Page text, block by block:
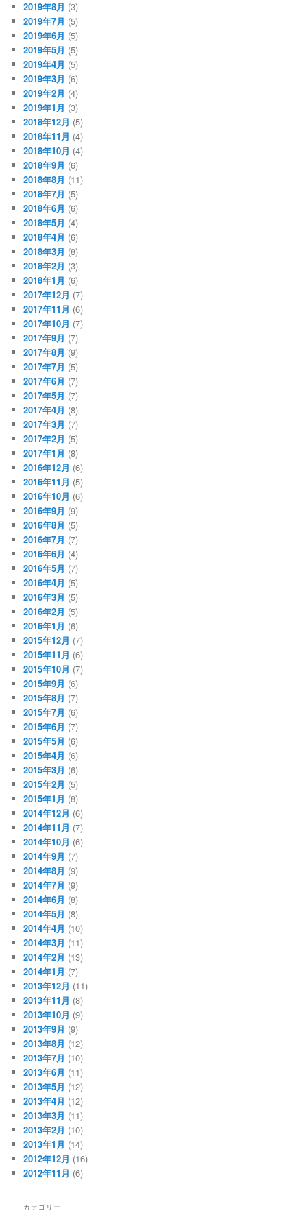
2019年8月 (3)
2019年7月 (5)
2019年6月 (5)
2019年5月 (5)
2019年4月 (5)
2019年3月 (6)
2019年2月 (4)
2019年1月 (3)
2018年12月 (5)
2018年11月 (4)
2018年10月 (4)
2018年9月 (6)
2018年8月 (11)
2018年7月 (5)
2018年6月 (6)
2018年5月 (4)
2018年4月 (6)
2018年3月 (8)
2018年2月 (3)
2018年1月 (6)
2017年12月 (7)
2017年11月 (6)
2017年10月 (7)
2017年9月 (7)
2017年8月 (9)
2017年7月 (5)
2017年6月 (7)
2017年5月 (7)
2017年4月 (8)
2017年3月 (7)
2017年2月 (5)
2017年1月 (8)
2016年12月 (6)
2016年11月 (5)
2016年10月 (6)
2016年9月 (9)
2016年8月 (5)
2016年7月 (7)
2016年6月 (4)
2016年5月 (7)
2016年4月 (5)
2016年3月 (5)
2016年2月 (5)
2016年1月 (6)
2015年12月 (7)
2015年11月 (6)
2015年10月 (7)
2015年9月 (6)
2015年8月 (7)
2015年7月 (6)
2015年6月 (7)
2015年5月 (6)
2015年4月 (6)
2015年3月 (6)
2015年2月 (5)
2015年1月 (8)
2014年12月 (6)
2014年11月 (7)
2014年10月 (6)
2014年9月 (7)
2014年8月 (9)
2014年7月 (9)
2014年6月 (8)
2014年5月 (8)
2014年4月 (10)
2014年3月 (11)
2014年2月 (13)
2014年1月 (7)
2013年12月 (11)
2013年11月 (8)
2013年10月 (9)
2013年9月 (9)
2013年8月 (12)
2013年7月 (10)
2013年6月 (11)
2013年5月 (12)
2013年4月 (12)
2013年3月 (11)
2013年2月 (10)
2013年1月 (14)
2012年12月 (16)
2012年11月 (6)
カテゴリー